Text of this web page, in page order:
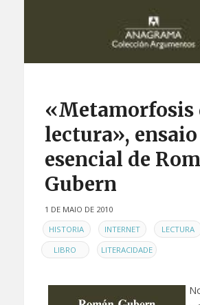
«Metamorfosis
lectura», ensaio
esencial de
Gubern
1 DE MAIO DE 2010
EN HISTORIA , INTERNET , LECTURA
LIBRO , LITERACIDADE